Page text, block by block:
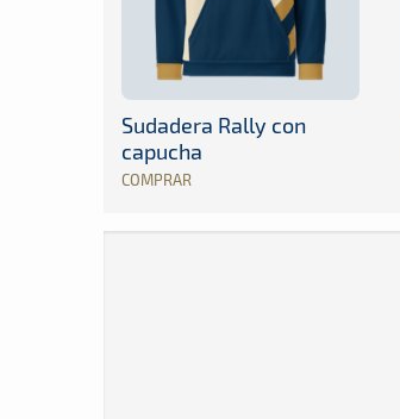
Sudadera Rally con
capucha
COMPRAR